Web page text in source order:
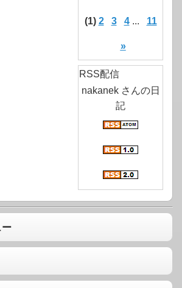
(1) 2 3 4... 11
»
RSS配信
nakanek さんの日
記
ー